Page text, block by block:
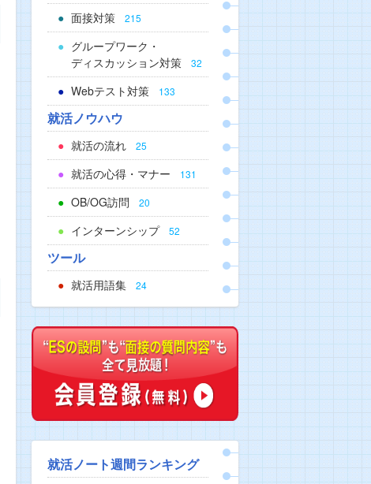
面接対策 215
グループワーク・
ディスカッション対策
32
Webテスト対策 133
就活ノウハウ
就活の流れ 25
就活の心得・マナー 131
OB/OG訪問 20
インターンシップ 52
ツール
就活用語集 24
就活ノート週間ランキング